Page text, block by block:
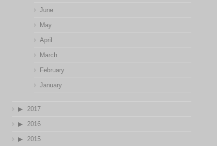
June
May
April
March
February
January
2017
2016
2015